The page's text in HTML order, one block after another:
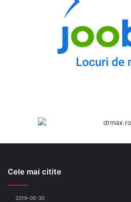
Cele mai citite
2019-05-30